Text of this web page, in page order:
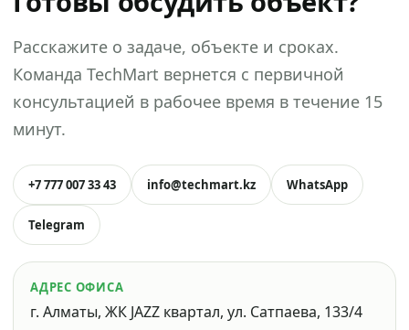
Расскажите о задаче, объекте и сроках.
Команда TechMart вернется с первичной
консультацией в рабочее время в течение 15
минут.
+7 777 007 33 43 info@techmart.kz WhatsApp
Telegram
АДРЕС ОФИСА
г. Алматы, ЖК JAZZ квартал, ул. Сатпаева, 133/4